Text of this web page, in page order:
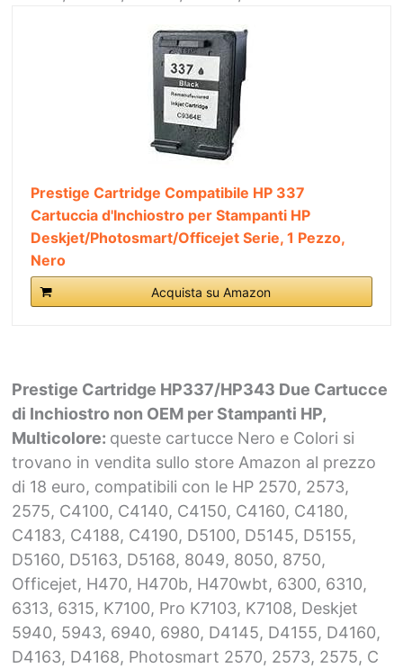
Prestige Cartridge Compatibile HP 337
Cartuccia d'Inchiostro per Stampanti HP
Deskjet/Photosmart/Officejet Serie, 1 Pezzo,
Nero
Acquista su Amazon
Prestige Cartridge HP337/HP343 Due Cartucce
di Inchiostro non OEM per Stampanti HP,
Multicolore: queste cartucce Nero e Colori si
trovano in vendita sullo store Amazon al prezzo
di 18 euro, compatibili con le HP 2570, 2573,
2575, C4100, C4140, C4150, C4160, C4180,
C4183, C4188, C4190, D5100, D5145, D5155,
D5160, D5163, D5168, 8049, 8050, 8750,
Officejet, H470, H470b, H470wbt, 6300, 6310,
6313, 6315, K7100, Pro K7103, K7108, Deskjet
5940, 5943, 6940, 6980, D4145, D4155, D4160,
D4163, D4168, Photosmart 2570, 2573, 2575, C